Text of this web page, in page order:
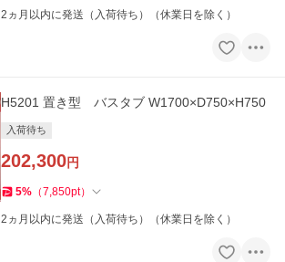
2ヵ月以内に発送（入荷待ち）（休業日を除く）
H5201 置き型 バスタブ W1700×D750×H750
入荷待ち
202,300円
5% （7,850pt）
2ヵ月以内に発送（入荷待ち）（休業日を除く）